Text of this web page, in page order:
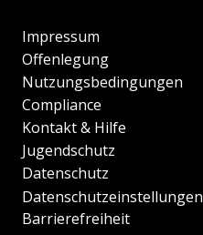
Impressum
Offenlegung
Nutzungsbedingungen
Compliance
Kontakt & Hilfe
Jugendschutz
Datenschutz
Datenschutzeinstellungen
Barrierefreiheit